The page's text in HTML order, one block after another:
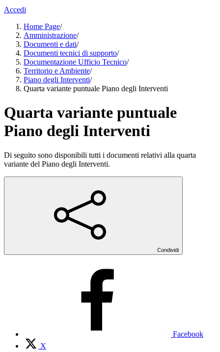
Accedi
Home Page/
Amministrazione/
Documenti e dati/
Documenti tecnici di supporto/
Documentazione Ufficio Tecnico/
Territorio e Ambiente/
Piano degli Interventi/
Quarta variante puntuale Piano degli Interventi
Quarta variante puntuale
Piano degli Interventi
Di seguito sono disponibili tutti i documenti relativi alla quarta
variante del Piano degli Interventi.
Condividi
Facebook
X